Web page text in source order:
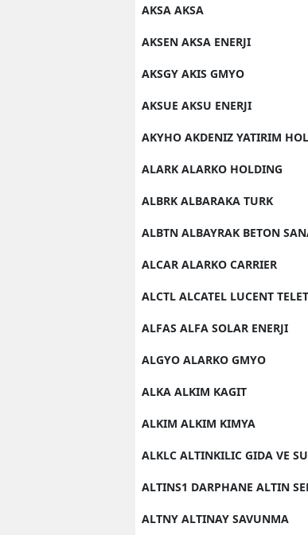
AKSA AKSA
AKSEN AKSA ENERJI
AKSGY AKIS GMYO
AKSUE AKSU ENERJI
AKYHO AKDENIZ YATIRIM
ALARK ALARKO HOLDING
ALBRK ALBARAKA TURK
ALBTN ALBAYRAK BETON
ALCAR ALARKO CARRIER
ALCTL ALCATEL LUCENT
ALFAS ALFA SOLAR ENERJI
ALGYO ALARKO GMYO
ALKA ALKIM KAGIT
ALKIM ALKIM KIMYA
ALKLC ALTINKILIC GIDA VE
ALTINS1 DARPHANE ALTIN
ALTNY ALTINAY SAVUNMA